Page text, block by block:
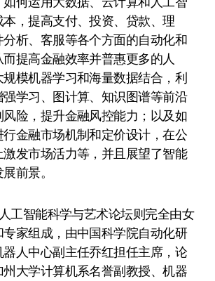
，提高支付、投资、贷款、理
析、客服等各个方面的自动化和
提高金融效率并普惠更多的人
模机器学习和海量数据结合，利
学习、图计算、知识图谱等前沿
险，提升金融风控能力；以及如
金融市场机制和定价设计，在公
发市场活力等，并且展望了智能
前景。
工智能科学与艺术论坛则完全由女
家组成，由中国科学院自动化研
人中心副主任乔红担任主席，论
大学计算机系名誉副教授、机器